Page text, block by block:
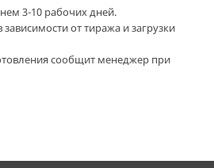
3-10 рабочих дней.
от тиража и загрузки
сообщит менеджер при